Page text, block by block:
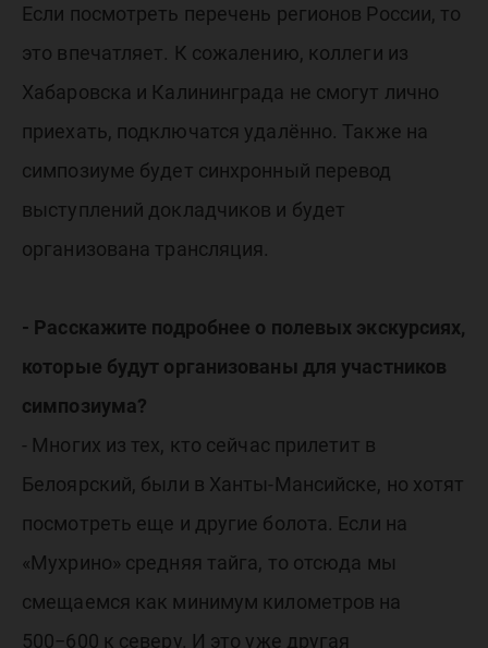
Если посмотреть перечень регионов России, то
это впечатляет. К сожалению, коллеги из
Хабаровска и Калининграда не смогут лично
приехать, подключатся удалённо. Также на
симпозиуме будет синхронный перевод
выступлений докладчиков и будет
организована трансляция.
- Расскажите подробнее о полевых экскурсиях,
которые будут организованы для участников
симпозиума?
- Многих из тех, кто сейчас прилетит в
Белоярский, были в Ханты-Мансийске, но хотят
посмотреть еще и другие болота. Если на
«Мухрино» средняя тайга, то отсюда мы
смещаемся как минимум километров на
500−600 к северу. И это уже другая